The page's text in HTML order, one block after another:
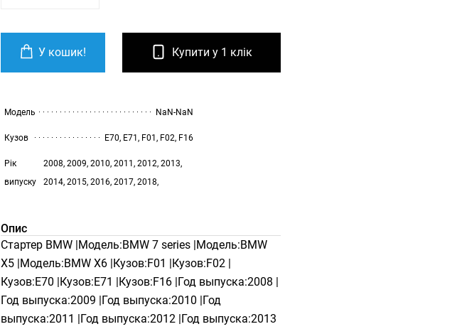
У кошик! Купити у 1 клік
Модель NaN-NaN
Кузов E70, E71, F01, F02, F16
Рік
випуску
2008, 2009, 2010, 2011, 2012, 2013,
2014, 2015, 2016, 2017, 2018,
Опис
Стартер BMW |Модель:BMW 7 series |Модель:BMW
X5 |Модель:BMW X6 |Кузов:F01 |Кузов:F02 |
Кузов:E70 |Кузов:E71 |Кузов:F16 |Год выпуска:2008 |
Год выпуска:2009 |Год выпуска:2010 |Год
выпуска:2011 |Год выпуска:2012 |Год выпуска:2013